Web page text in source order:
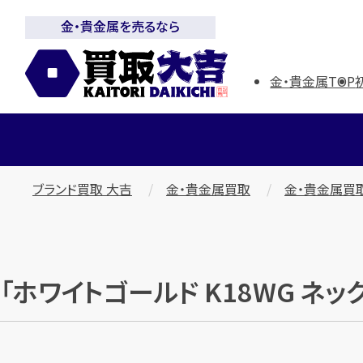
金・貴金属を売るなら
金・貴金属TOP
ブランド買取 大吉 金・貴金属買取 金・貴金属
「ホワイトゴールド K18WG ネ